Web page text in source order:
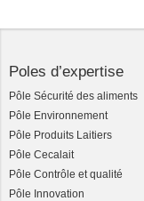
Poles d’expertise
Pôle Sécurité des aliments
Pôle Environnement
Pôle Produits Laitiers
Pôle Cecalait
Pôle Contrôle et qualité
Pôle Innovation